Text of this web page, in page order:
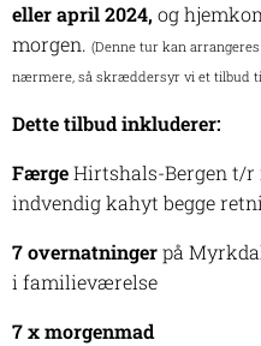
eller april 2024, og
morgen. (Denne tur kan
nærmere, så skræddersyr vi et tilbud
Dette tilbud inkluderer:
FærgeHirtshals-Bergen t/r
indvendig kahyt begge
7 overnatningerpå
i familieværelse
7 x morgenmad